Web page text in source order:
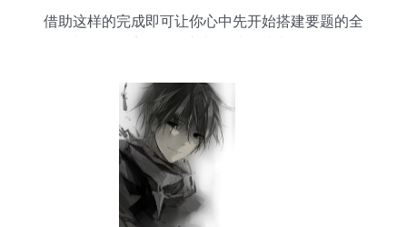
借助这样的完成即可让你心中先开始搭建要题的全
设计起点再度深化前进抵达更高平台打造.】}